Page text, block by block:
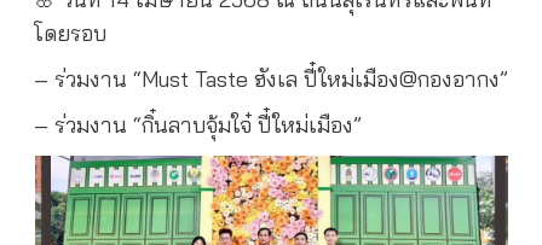
โดยรอบ
– ร่วมงาน “Must Taste ฮังเล ปี๋ใหม่เมือง@กองอากง”
– ร่วมงาน “กิ๋นลาบจุ้มใจ๋ ปี๋ใหม่เมือง”